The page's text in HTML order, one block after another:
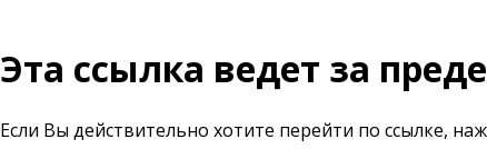
Эта ссылка ведет за
Если Вы действительно хотите перейти по ссылке,